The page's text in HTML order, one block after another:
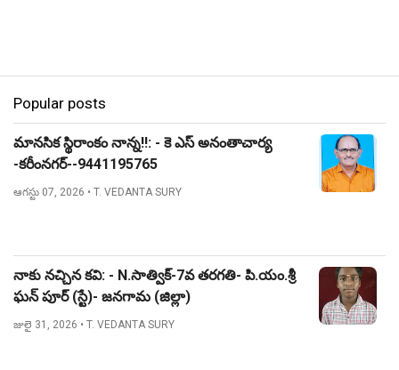
Popular posts
మానసిక స్థిరాంకం నాన్న!!: - కె ఎస్ అనంతాచార్య
-కరీంనగర్--9441195765
ఆగస్టు 07, 2026 • T. VEDANTA SURY
నాకు నచ్చిన కవి: - N.సాత్విక్-7వ తరగతి- పి.యం.శ్రీ
ఘన్ పూర్ (స్టే)- జనగామ (జిల్లా)
జులై 31, 2026 • T. VEDANTA SURY